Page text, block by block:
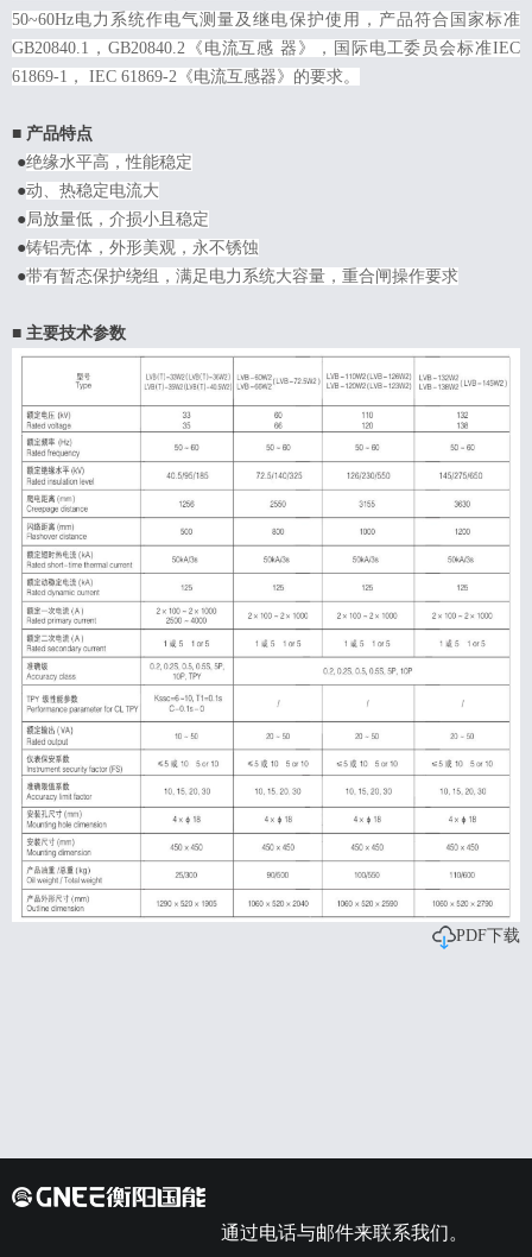
50~60Hz电力系统作电气测量及继电保护使用，产品符合国家标准
GB20840.1，GB20840.2《电流互感 器》，国际电工委员会标准IEC
61869-1， IEC 61869-2《电流互感器》的要求。
■ 产品特点
●绝缘水平高，性能稳定
●动、热稳定电流大
●局放量低，介损小且稳定
●铸铝壳体，外形美观，永不锈蚀
●带有暂态保护绕组，满足电力系统大容量，重合闸操作要求
■ 主要技术参数
PDF下载
通过电话与邮件来联系我们。